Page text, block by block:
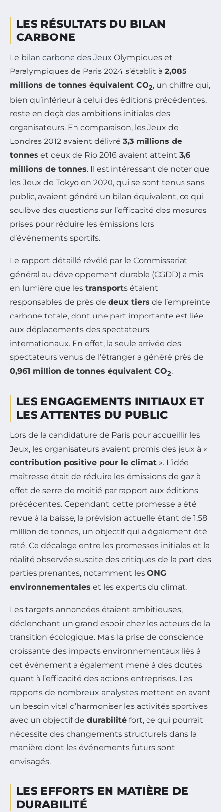
LES RÉSULTATS DU BILAN
CARBONE
Le bilan carbone des Jeux Olympiques et
Paralympiques de Paris 2024 s’établit à 2,085
millions de tonnes équivalent CO2, un chiffre qui,
bien qu’inférieur à celui des éditions précédentes,
reste en deçà des ambitions initiales des
organisateurs. En comparaison, les Jeux de
Londres 2012 avaient délivré 3,3 millions de
tonnes et ceux de Rio 2016 avaient atteint 3,6
millions de tonnes. Il est intéressant de noter que
les Jeux de Tokyo en 2020, qui se sont tenus sans
public, avaient généré un bilan équivalent, ce qui
soulève des questions sur l’efficacité des mesures
prises pour réduire les émissions lors
d’événements sportifs.
Le rapport détaillé révélé par le Commissariat
général au développement durable (CGDD) a mis
en lumière que les transports étaient
responsables de près de deux tiers de l’empreinte
carbone totale, dont une part importante est liée
aux déplacements des spectateurs
internationaux. En effet, la seule arrivée des
spectateurs venus de l’étranger a généré près de
0,961 million de tonnes équivalent CO2.
LES ENGAGEMENTS INITIAUX ET
LES ATTENTES DU PUBLIC
Lors de la candidature de Paris pour accueillir les
Jeux, les organisateurs avaient promis des jeux à «
contribution positive pour le climat ». L’idée
maîtresse était de réduire les émissions de gaz à
effet de serre de moitié par rapport aux éditions
précédentes. Cependant, cette promesse a été
revue à la baisse, la prévision actuelle étant de 1,58
million de tonnes, un objectif qui a également été
raté. Ce décalage entre les promesses initiales et la
réalité observée suscite des critiques de la part des
parties prenantes, notamment les ONG
environnementales et les experts du climat.
Les targets annoncées étaient ambitieuses,
déclenchant un grand espoir chez les acteurs de la
transition écologique. Mais la prise de conscience
croissante des impacts environnementaux liés à
cet événement a également mené à des doutes
quant à l’efficacité des actions entreprises. Les
rapports de nombreux analystes mettent en avant
un besoin vital d’harmoniser les activités sportives
avec un objectif de durabilité fort, ce qui pourrait
nécessite des changements structurels dans la
manière dont les événements futurs sont
envisagés.
LES EFFORTS EN MATIÈRE DE
DURABILITÉ